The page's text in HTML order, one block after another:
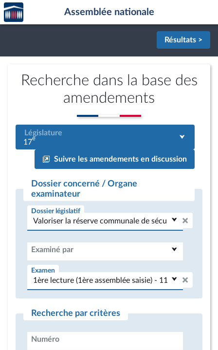
Aller au contenu
Aller en bas de la page
Accèder
à la
page
Assemblée nationale
Résultats >
Recherche dans la base des
amendements
Législature
17e
Suivre les amendements en discussion
Dossier concerné / Organe
examinateur
Dossier législatif
Examiné par
Examen
Recherche par critères
Numéro